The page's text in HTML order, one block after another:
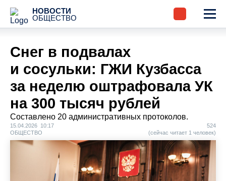
НОВОСТИ
ОБЩЕСТВО
Снег в подвалах
и сосульки: ГЖИ Кузбасса
за неделю оштрафовала УК
на 300 тысяч рублей
Составлено 20 административных протоколов.
15.04.2026 10:17
ОБЩЕСТВО
524
(сейчас читает 1 человек)